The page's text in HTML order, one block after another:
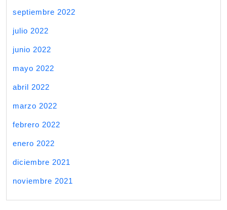
septiembre 2022
julio 2022
junio 2022
mayo 2022
abril 2022
marzo 2022
febrero 2022
enero 2022
diciembre 2021
noviembre 2021